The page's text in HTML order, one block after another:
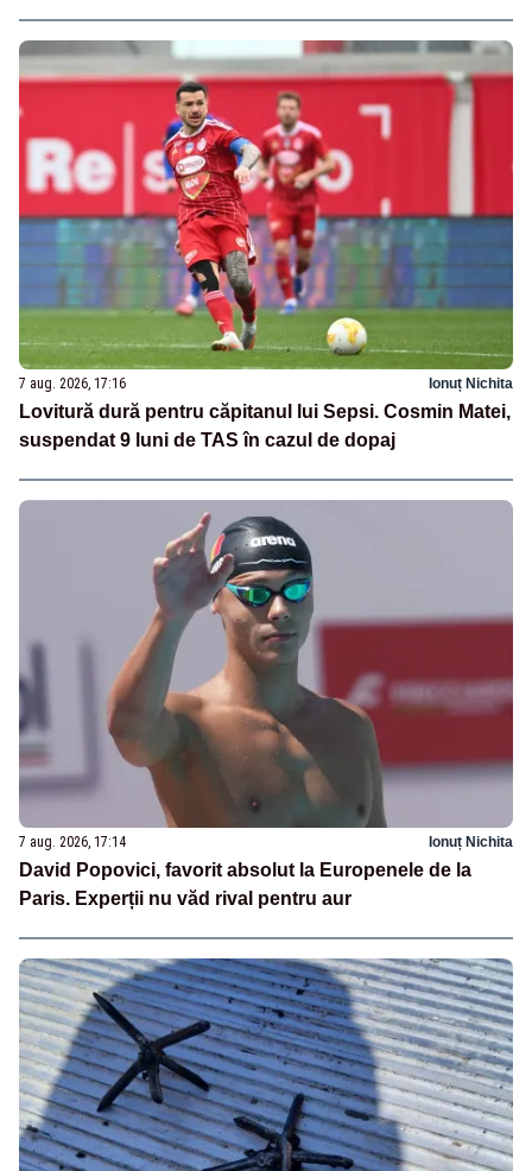
7 aug. 2026, 17:16 Ionuț Nichita
Lovitură dură pentru căpitanul lui Sepsi. Cosmin Matei,
suspendat 9 luni de TAS în cazul de dopaj
7 aug. 2026, 17:14 Ionuț Nichita
David Popovici, favorit absolut la Europenele de la
Paris. Experții nu văd rival pentru aur